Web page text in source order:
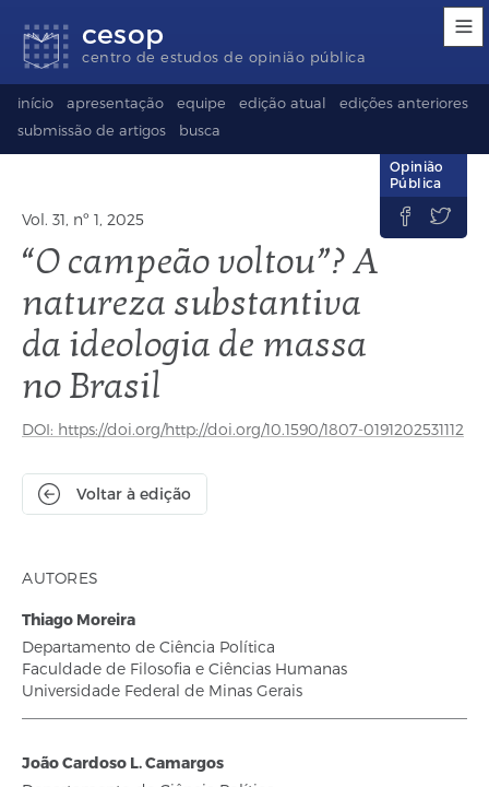
acessibilidade
para
conteúdo
para
rodapé
idioma
(Language
selection)
cesop
centro de estudos de opinião pública
início apresentação equipe edição atual
edições anteriores
submissão de artigos
busca
Vol. 31, nº 1, 2025
“O campeão voltou”? A
natureza substantiva
da ideologia de massa
no Brasil
DOI: https://doi.org/http://doi.org/10.1590/1807-0191202531112
Voltar à edição
Opinião
Pública
 
AUTORES
Thiago Moreira
Departamento de Ciência Política
Faculdade de Filosofia e Ciências Humanas
Universidade Federal de Minas Gerais
João Cardoso L. Camargos